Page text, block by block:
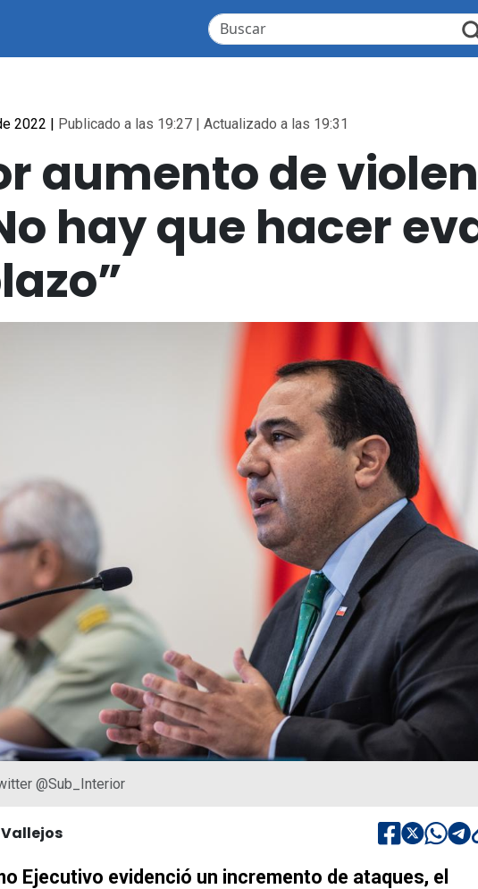
2022 | Publicado a las 19:27 | Actualizado a las 19:31
aumento de
hay que hacer
@Sub_Interior
Ejecutivo evidenció un incremento de ataques, el